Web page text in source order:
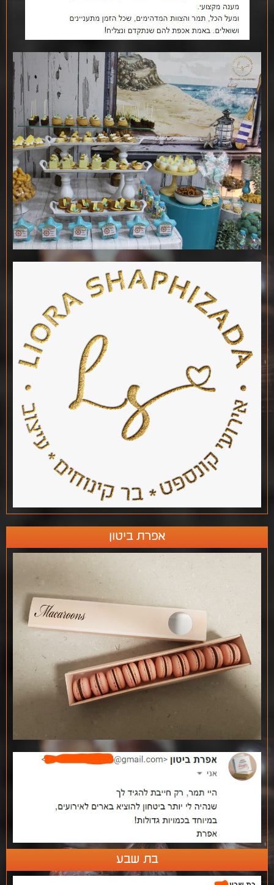
אפרת ביטון
בת שבע